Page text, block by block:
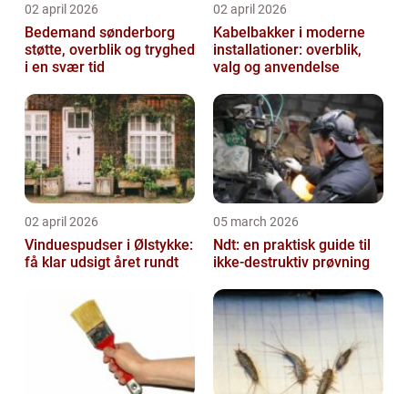
02 april 2026
Bedemand sønderborg
støtte, overblik og tryghed
i en svær tid
02 april 2026
Kabelbakker i moderne
installationer: overblik,
valg og anvendelse
02 april 2026
Vinduespudser i Ølstykke:
få klar udsigt året rundt
05 march 2026
Ndt: en praktisk guide til
ikke-destruktiv prøvning